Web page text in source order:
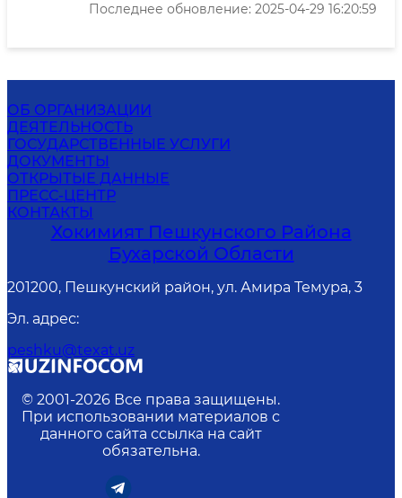
Последнее обновление: 2025-04-29 16:20:59
ОБ ОРГАНИЗАЦИИ
ДЕЯТЕЛЬНОСТЬ
ГОСУДАРСТВЕННЫЕ УСЛУГИ
ДОКУМЕНТЫ
ОТКРЫТЫЕ ДАННЫЕ
ПРЕСС-ЦЕНТР
КОНТАКТЫ
Хокимият Пешкунского Района
Бухарской Области
201200, Пешкунский район, ул. Амира Темура, 3
Эл. адрес:
peshku@texat.uz
© 2001-2026 Все права защищены.
При использовании материалов с
данного сайта ссылка на сайт
обязательна.